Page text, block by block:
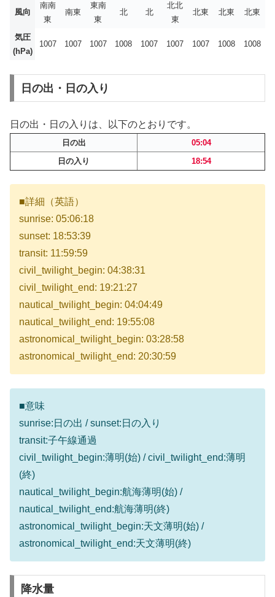
風向
南南
東
南東
東南
東
北 北
北北
東
北東 北東 北東
気圧
(hPa)
1007 1007 1007 1008 1007 1007 1007 1008 1008
日の出・日の入り
日の出・日の入りは、以下のとおりです。
日の出
05:04
日の入り
18:54
■詳細（英語）
sunrise: 05:06:18
sunset: 18:53:39
transit: 11:59:59
civil_twilight_begin: 04:38:31
civil_twilight_end: 19:21:27
nautical_twilight_begin: 04:04:49
nautical_twilight_end: 19:55:08
astronomical_twilight_begin: 03:28:58
astronomical_twilight_end: 20:30:59
■意味
sunrise:日の出 / sunset:日の入り
transit:子午線通過
civil_twilight_begin:薄明(始) / civil_twilight_end:薄明
(終)
nautical_twilight_begin:航海薄明(始) /
nautical_twilight_end:航海薄明(終)
astronomical_twilight_begin:天文薄明(始) /
astronomical_twilight_end:天文薄明(終)
降水量